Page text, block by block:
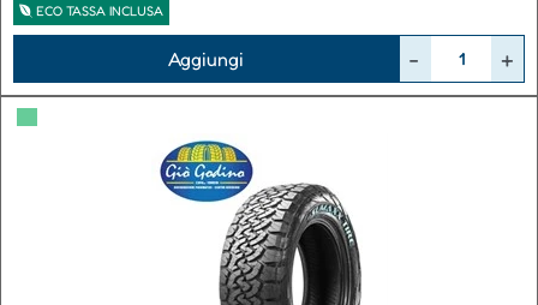
ECO TASSA INCLUSA
Aggiungi
▀